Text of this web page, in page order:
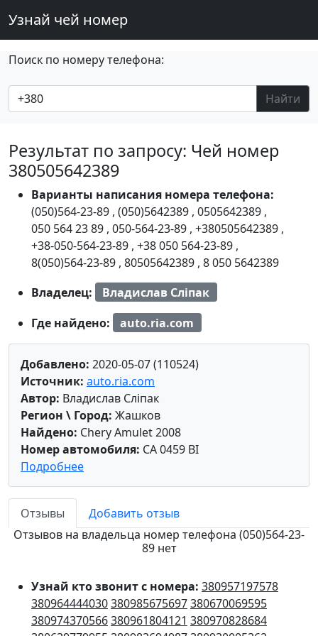
Узнай чей номер
Поиск по номеру телефона:
Найти
Результат по запросу: Чей номер
380505642389
Варианты написания номера телефона:
(050)564-23-89 , (050)5642389 , 0505642389 ,
050 564 23 89 , 050-564-23-89 , +380505642389 ,
+38-050-564-23-89 , +38 050 564-23-89 ,
8(050)564-23-89 , 80505642389 , 8 050 5642389
Владелец:
Владислав Сліпак
Где найдено:
auto.ria.com
Добавлено: 2020-05-07 (110524)
Источник: auto.ria.com
Автор: Владислав Сліпак
Регион \ Город: Жашков
Найдено: Chery Amulet 2008
Номер автомобиля: CA 0459 BI
Подробнее
Отзывы
Добавить отзыв
Отзывов на владельца номер телефона (050)564-23-
89 нет
Узнай кто звонит с номера: 380957197578
380964444030380985675697380670069595
380974370566380961804121 380970828684